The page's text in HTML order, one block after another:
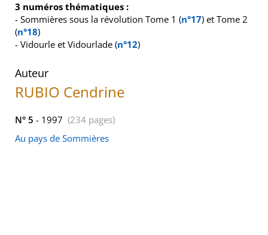
3 numéros thématiques :
- Sommières sous la révolution Tome 1 (n°17) et Tome 2
(n°18)
- Vidourle et Vidourlade (n°12)
Auteur
RUBIO Cendrine
N° 5 - 1997 (234 pages)
Au pays de Sommières